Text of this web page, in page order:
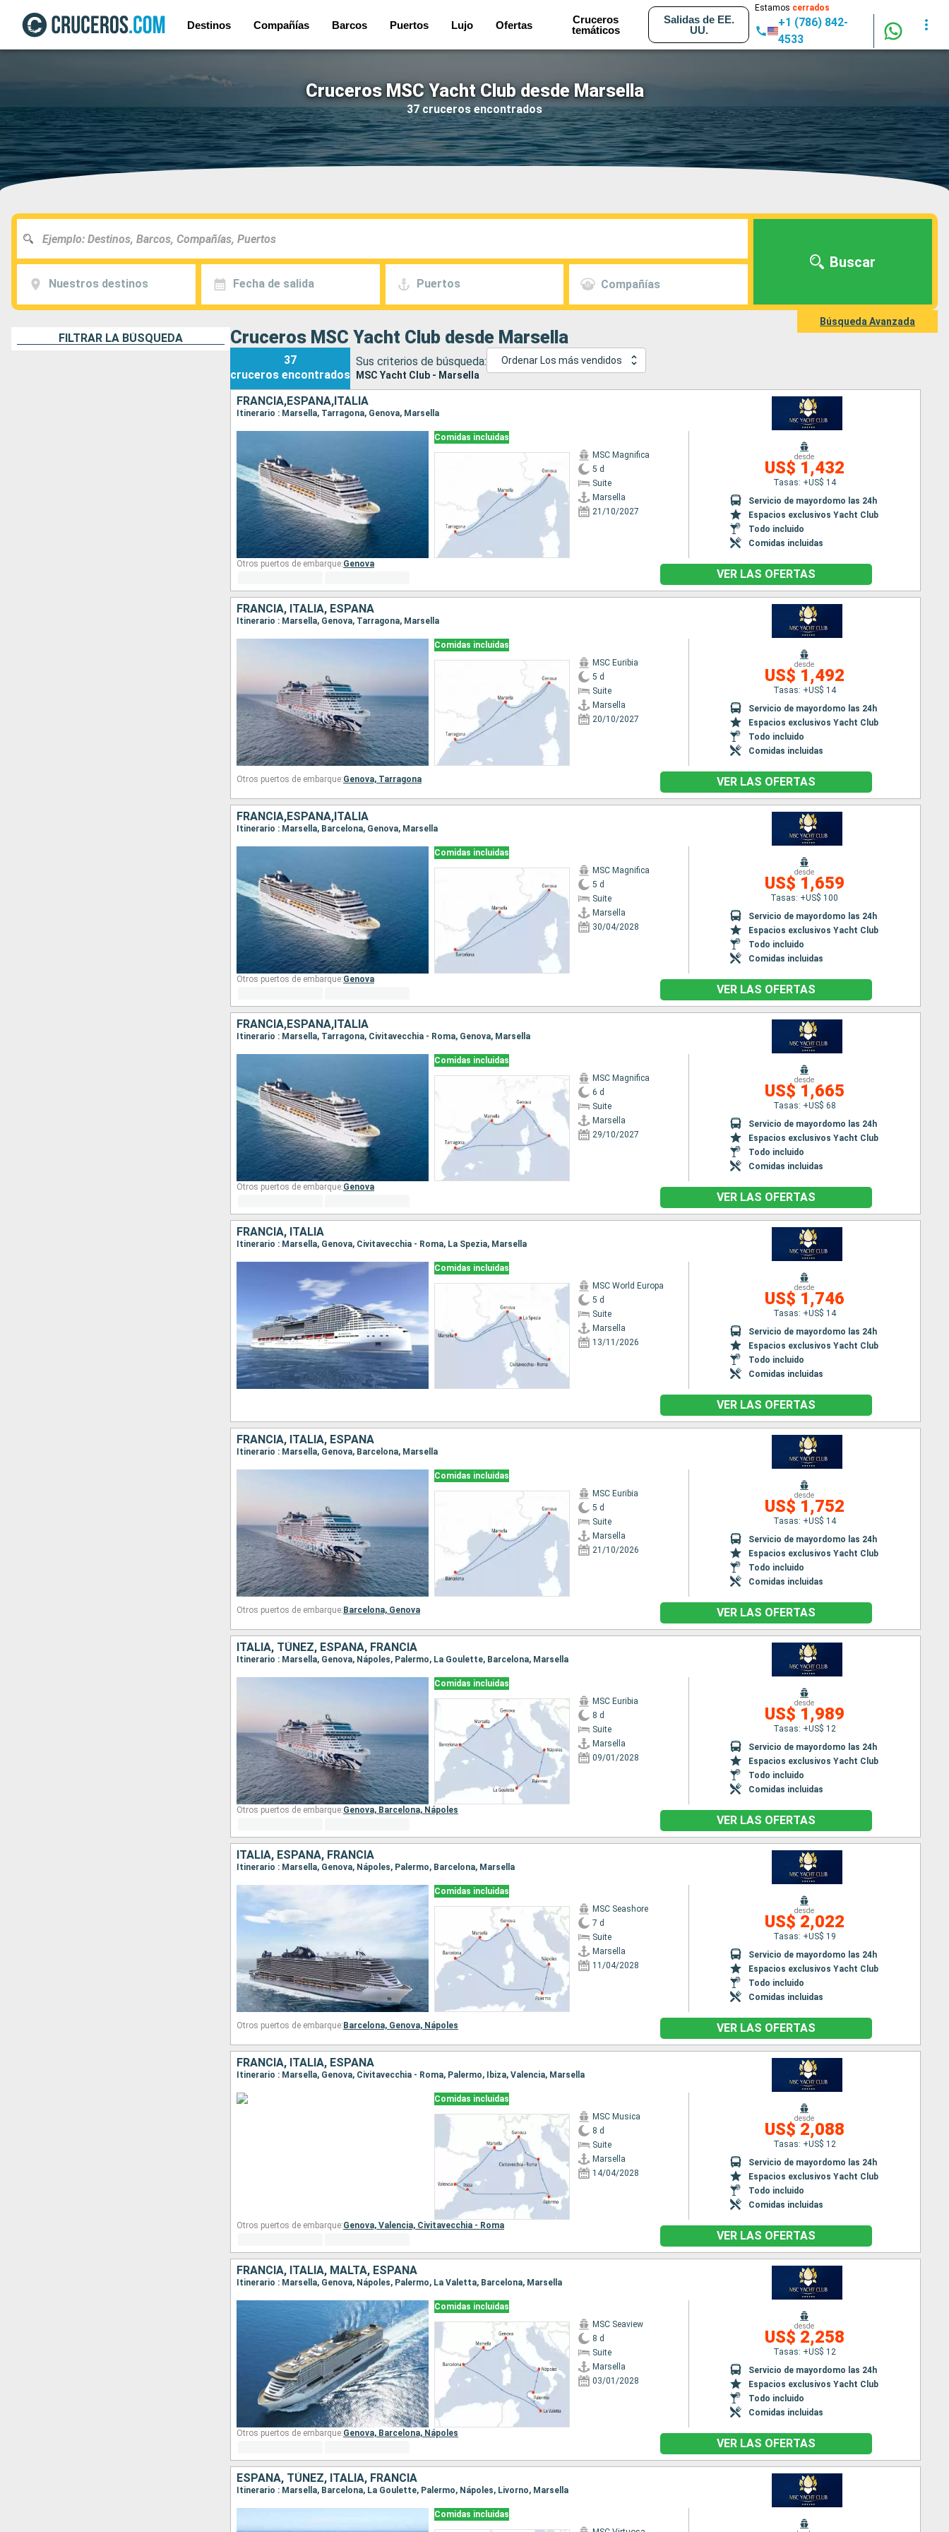
Destinos Compañías Barcos Puertos Lujo Ofertas
Cruceros
temáticos
Salidas de EE.
UU.
Estamos cerrados
+1 (786) 842-
4533
Cruceros MSC Yacht Club desde Marsella
37 cruceros encontrados
Nuestros destinos Fecha de salida Puertos Compañías
Buscar
Búsqueda Avanzada
FILTRAR LA BÚSQUEDA Cruceros MSC Yacht Club desde Marsella
37
cruceros encontrados
Sus criterios de búsqueda:
MSC Yacht Club - Marsella
Ordenar Los más vendidos
FRANCIA,ESPAÑA,ITALIA
Itinerario : Marsella, Tarragona, Genova, Marsella
Comidas incluidas
MSC Magnifica
5 d
Suite
Marsella
21/10/2027
desde
US$ 1,432
Tasas: +US$ 14
Servicio de mayordomo las 24h
Espacios exclusivos Yacht Club
Todo incluido
Comidas incluidas
Otros puertos de embarque:Genova
VER LAS OFERTAS
FRANCIA, ITALIA, ESPAÑA
Itinerario : Marsella, Genova, Tarragona, Marsella
Comidas incluidas
MSC Euribia
5 d
Suite
Marsella
20/10/2027
desde
US$ 1,492
Tasas: +US$ 14
Servicio de mayordomo las 24h
Espacios exclusivos Yacht Club
Todo incluido
Comidas incluidas
Otros puertos de embarque:Genova, Tarragona VER LAS OFERTAS
FRANCIA,ESPAÑA,ITALIA
Itinerario : Marsella, Barcelona, Genova, Marsella
Comidas incluidas
MSC Magnifica
5 d
Suite
Marsella
30/04/2028
desde
US$ 1,659
Tasas: +US$ 100
Servicio de mayordomo las 24h
Espacios exclusivos Yacht Club
Todo incluido
Comidas incluidas
Otros puertos de embarque:Genova
VER LAS OFERTAS
FRANCIA,ESPAÑA,ITALIA
Itinerario : Marsella, Tarragona, Civitavecchia - Roma, Genova, Marsella
Comidas incluidas
MSC Magnifica
6 d
Suite
Marsella
29/10/2027
desde
US$ 1,665
Tasas: +US$ 68
Servicio de mayordomo las 24h
Espacios exclusivos Yacht Club
Todo incluido
Comidas incluidas
Otros puertos de embarque:Genova
VER LAS OFERTAS
FRANCIA, ITALIA
Itinerario : Marsella, Genova, Civitavecchia - Roma, La Spezia, Marsella
Comidas incluidas
MSC World Europa
5 d
Suite
Marsella
13/11/2026
desde
US$ 1,746
Tasas: +US$ 14
Servicio de mayordomo las 24h
Espacios exclusivos Yacht Club
Todo incluido
Comidas incluidas
VER LAS OFERTAS
FRANCIA, ITALIA, ESPAÑA
Itinerario : Marsella, Genova, Barcelona, Marsella
Comidas incluidas
MSC Euribia
5 d
Suite
Marsella
21/10/2026
desde
US$ 1,752
Tasas: +US$ 14
Servicio de mayordomo las 24h
Espacios exclusivos Yacht Club
Todo incluido
Comidas incluidas
Otros puertos de embarque: Barcelona, Genova VER LAS OFERTAS
ITALIA, TÚNEZ, ESPAÑA, FRANCIA
Itinerario : Marsella, Genova, Nápoles, Palermo, La Goulette, Barcelona, Marsella
Comidas incluidas
MSC Euribia
8 d
Suite
Marsella
09/01/2028
desde
US$ 1,989
Tasas: +US$ 12
Servicio de mayordomo las 24h
Espacios exclusivos Yacht Club
Todo incluido
Comidas incluidas
Otros puertos de embarque:Genova, Barcelona, Nápoles
VER LAS OFERTAS
ITALIA, ESPAÑA, FRANCIA
Itinerario : Marsella, Genova, Nápoles, Palermo, Barcelona, Marsella
Comidas incluidas
MSC Seashore
7 d
Suite
Marsella
11/04/2028
desde
US$ 2,022
Tasas: +US$ 19
Servicio de mayordomo las 24h
Espacios exclusivos Yacht Club
Todo incluido
Comidas incluidas
Otros puertos de embarque: Barcelona, Genova, Nápoles VER LAS OFERTAS
FRANCIA, ITALIA, ESPAÑA
Itinerario : Marsella, Genova, Civitavecchia - Roma, Palermo, Ibiza, Valencia, Marsella
Comidas incluidas
MSC Musica
8 d
Suite
Marsella
14/04/2028
desde
US$ 2,088
Tasas: +US$ 12
Servicio de mayordomo las 24h
Espacios exclusivos Yacht Club
Todo incluido
Comidas incluidas
Otros puertos de embarque:Genova, Valencia, Civitavecchia - Roma
VER LAS OFERTAS
FRANCIA, ITALIA, MALTA, ESPAÑA
Itinerario : Marsella, Genova, Nápoles, Palermo, La Valetta, Barcelona, Marsella
Comidas incluidas
MSC Seaview
8 d
Suite
Marsella
03/01/2028
desde
US$ 2,258
Tasas: +US$ 12
Servicio de mayordomo las 24h
Espacios exclusivos Yacht Club
Todo incluido
Comidas incluidas
Otros puertos de embarque:Genova, Barcelona, Nápoles
VER LAS OFERTAS
ESPAÑA, TÚNEZ, ITALIA, FRANCIA
Itinerario : Marsella, Barcelona, La Goulette, Palermo, Nápoles, Livorno, Marsella
Comidas incluidas